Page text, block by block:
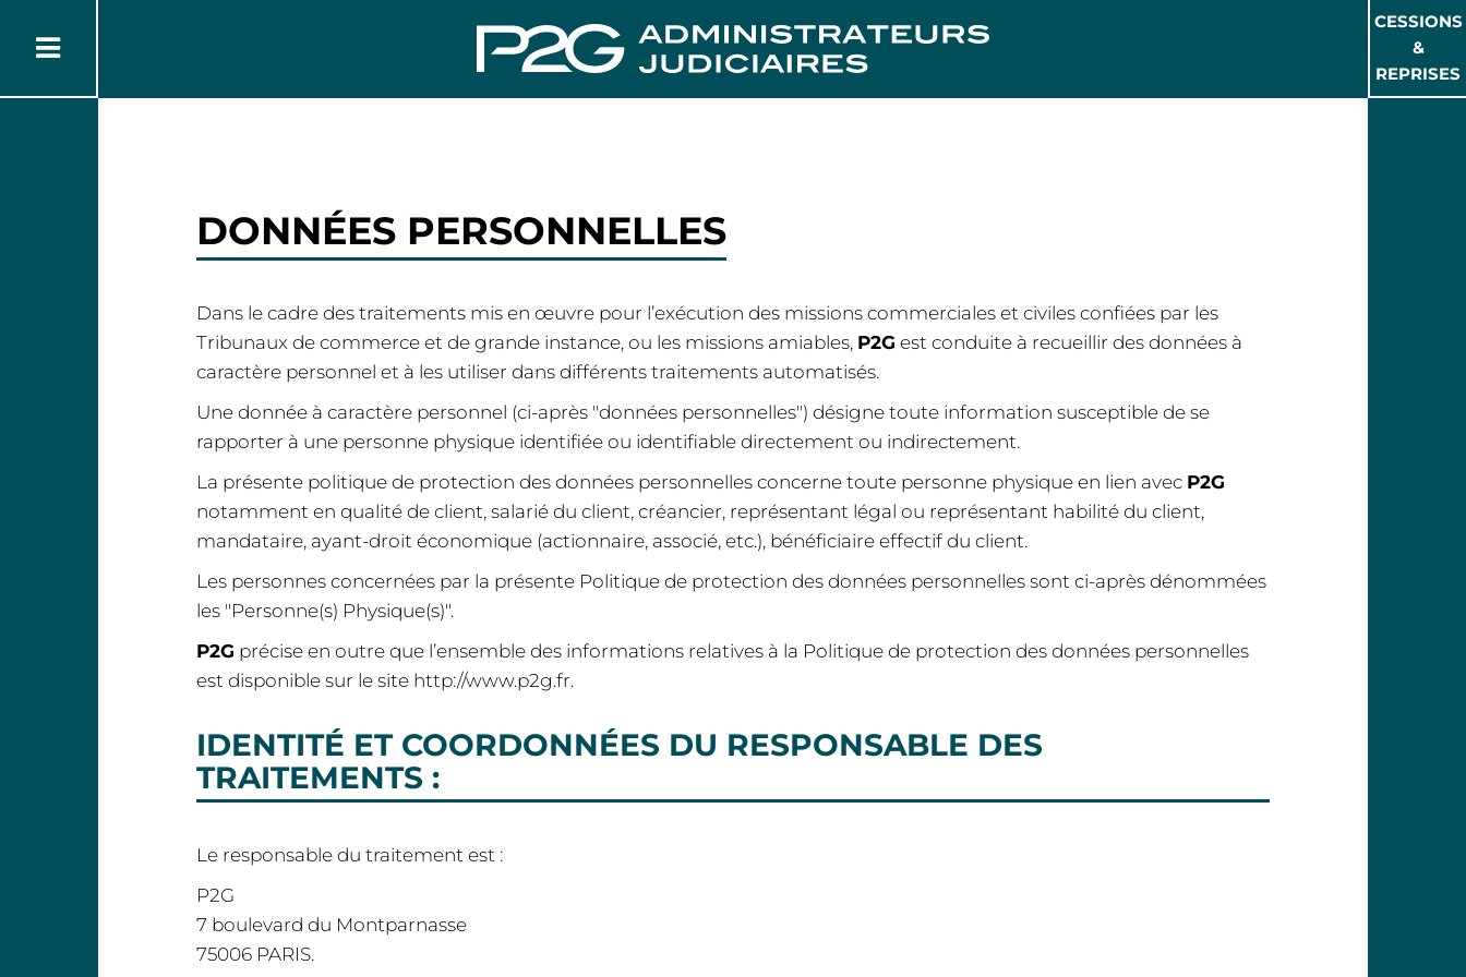
CESSIONS
&
REPRISES
DONNÉES PERSONNELLES
Dans le cadre des traitements mis en œuvre pour l’exécution des missions commerciales et civiles confiées par les
Tribunaux de commerce et de grande instance, ou les missions amiables, P2G est conduite à recueillir des données à
caractère personnel et à les utiliser dans différents traitements automatisés.
Une donnée à caractère personnel (ci-après "données personnelles") désigne toute information susceptible de se
rapporter à une personne physique identifiée ou identifiable directement ou indirectement.
La présente politique de protection des données personnelles concerne toute personne physique en lien avec P2G
notamment en qualité de client, salarié du client, créancier, représentant légal ou représentant habilité du client,
mandataire, ayant-droit économique (actionnaire, associé, etc.), bénéficiaire effectif du client.
Les personnes concernées par la présente Politique de protection des données personnelles sont ci-après dénommées
les "Personne(s) Physique(s)".
P2G précise en outre que l’ensemble des informations relatives à la Politique de protection des données personnelles
est disponible sur le site http://www.p2g.fr.
IDENTITÉ ET COORDONNÉES DU RESPONSABLE DES
TRAITEMENTS :
Le responsable du traitement est :
P2G
7 boulevard du Montparnasse
75006 PARIS.